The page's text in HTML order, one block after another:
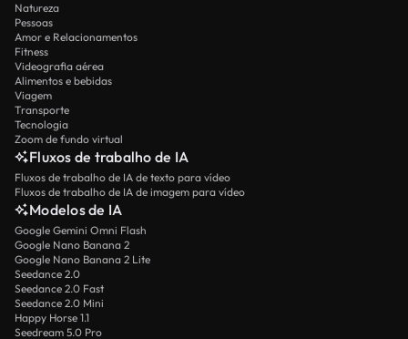
Natureza
Pessoas
Amor e Relacionamentos
Fitness
Videografia aérea
Alimentos e bebidas
Viagem
Transporte
Tecnologia
Zoom de fundo virtual
Fluxos de trabalho de IA
Fluxos de trabalho de IA de texto para vídeo
Fluxos de trabalho de IA de imagem para vídeo
Modelos de IA
Google Gemini Omni Flash
Google Nano Banana 2
Google Nano Banana 2 Lite
Seedance 2.0
Seedance 2.0 Fast
Seedance 2.0 Mini
Happy Horse 1.1
Seedream 5.0 Pro